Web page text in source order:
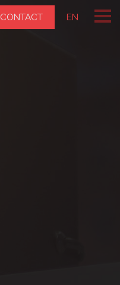
CONTACT EN